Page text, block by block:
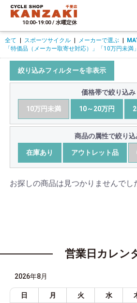
10:00-19:00 / 水曜定休
全て スポーツサイクル メーカーで選ぶ
「特価品（メーカー取寄せ対応）」
「10万円未満」
絞り込みフィルターを非表示
価格帯で絞り込み
10万円未満 10～20万円
商品の属性で絞り込
在庫あり アウトレット品
お探しの商品は見つかりませんでし
営業日カレン
2026年8月
日 月 火 水